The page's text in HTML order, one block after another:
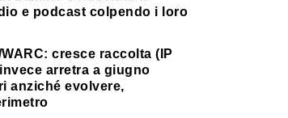
e podcast colpendo i loro
cresce raccolta (IP
arretra a giugno
anziché evolvere,